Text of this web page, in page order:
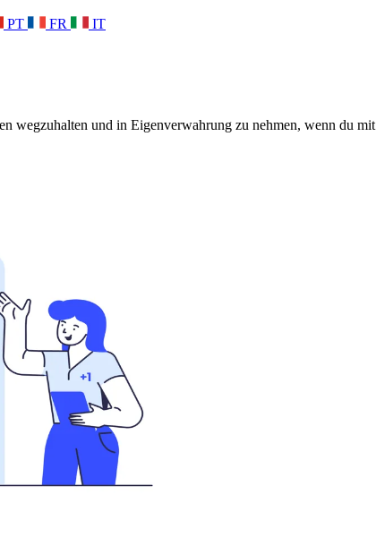
PT FR
IT
wegzuhalten und in Eigenverwahrung zu nehmen, wenn du